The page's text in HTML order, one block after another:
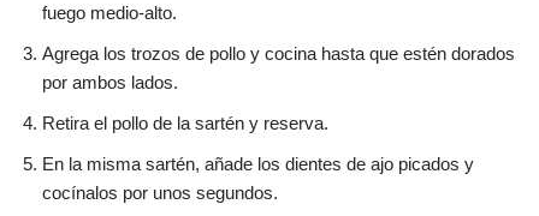
fuego medio-alto.
Agrega los trozos de pollo y cocina hasta que estén dorados
por ambos lados.
Retira el pollo de la sartén y reserva.
En la misma sartén, añade los dientes de ajo picados y
cocínalos por unos segundos.